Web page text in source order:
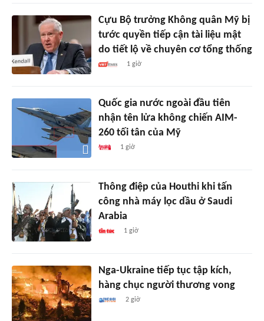
Cựu Bộ trưởng Không quân Mỹ bị
tước quyền tiếp cận tài liệu mật
do tiết lộ về chuyên cơ tổng thống
1 giờ
Quốc gia nước ngoài đầu tiên
nhận tên lửa không chiến AIM-
260 tối tân của Mỹ
1 giờ
Thông điệp của Houthi khi tấn
công nhà máy lọc dầu ở Saudi
Arabia
1 giờ
Nga-Ukraine tiếp tục tập kích,
hàng chục người thương vong
2 giờ